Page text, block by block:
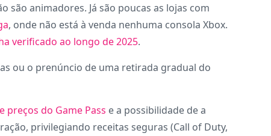
são animadores. Já são poucas as lojas com
, onde não está à venda nenhuma consola Xbox.
verificado ao longo de 2025.
ou o prenúncio de uma retirada gradual do
preços do Game Pass e a possibilidade de a
privilegiando receitas seguras (Call of Duty,